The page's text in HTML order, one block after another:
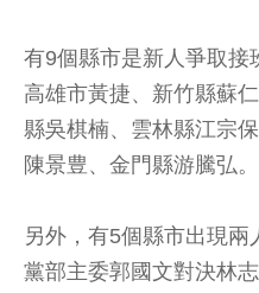
有9個縣市是新人爭取接
高雄市黃捷、新竹縣蘇
縣吳棋楠、雲林縣江宗
陳景豊、金門縣游騰弘。
另外，有5個縣市出現
黨部主委郭國文對決林